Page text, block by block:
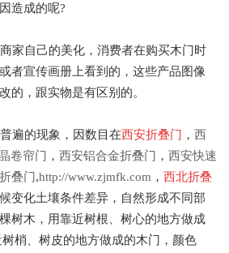
造成的呢?
家自己的美化，消费者在购买木门时
者宣传画册上看到的，这些产品图像
的，跟实物是有区别的。
遍的现象，因数目在西安折叠门 ，西
卷帘门 ，西安铝合金折叠门 ，西安快速
叠门,http://www.zjmfk.com ，西北折叠
变化土壤条件差异，自然形成不同部
树木，用靠近树根、树心的地方做成
梢、树皮的地方做成的木门，颜色